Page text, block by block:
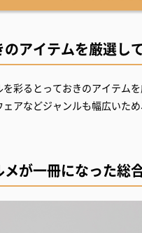
のアイテムを厳選し
を彩るとっておきのアイテム
ェアなどジャンルも幅広いた
が一冊になった総